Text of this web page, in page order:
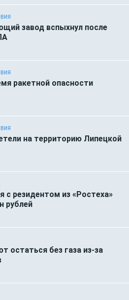
завод вспыхнул после
ракетной опасности
на территорию Липецкой
с резидентом из «Ростеха»
рублей
остаться без газа из-за